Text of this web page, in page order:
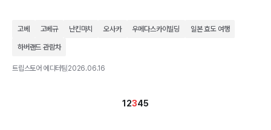
고베 고베규 난킨마치 오사카 우메다스카이빌딩 일본 효도 여행
하버랜드 관람차
트립스토어 에디터팀 2026.06.16
12345